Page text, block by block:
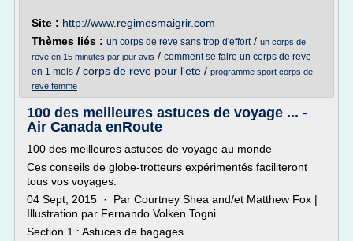
Site : http://www.regimesmaigrir.com
Thèmes liés : un corps de reve sans trop d'effort/ un corps de
reve en 15 minutes par jour avis / comment se faire un corps de reve
en 1 mois / corps de reve pour l'ete / programme sport corps de
reve femme
100 des meilleures astuces de voyage ... -
Air Canada enRoute
100 des meilleures astuces de voyage au monde
Ces conseils de globe-trotteurs expérimentés faciliteront
tous vos voyages.
04 Sept, 2015 · Par Courtney Shea and/et Matthew Fox |
Illustration par Fernando Volken Togni
Section 1 : Astuces de bagages